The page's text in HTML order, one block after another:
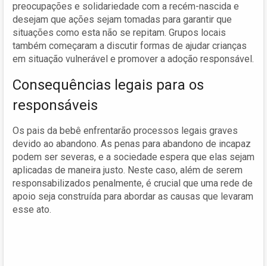
preocupações e solidariedade com a recém-nascida e
desejam que ações sejam tomadas para garantir que
situações como esta não se repitam. Grupos locais
também começaram a discutir formas de ajudar crianças
em situação vulnerável e promover a adoção responsável.
Consequências legais para os
responsáveis
Os pais da bebê enfrentarão processos legais graves
devido ao abandono. As penas para abandono de incapaz
podem ser severas, e a sociedade espera que elas sejam
aplicadas de maneira justo. Neste caso, além de serem
responsabilizados penalmente, é crucial que uma rede de
apoio seja construída para abordar as causas que levaram
esse ato.